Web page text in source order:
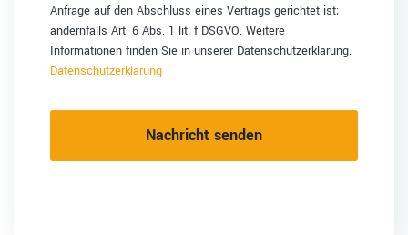
Anfrage auf den Abschluss eines Vertrags gerichtet ist;
andernfalls Art. 6 Abs. 1 lit. f DSGVO. Weitere
Informationen finden Sie in unserer Datenschutzerklärung.
Datenschutzerklärung